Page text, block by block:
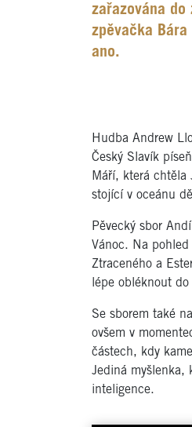
zařazována
zpěvačka
ano.
Hudba Andrew
Český Slavík
Máří, která chtěla
stojící v oceánu
Pěvecký sbor
Vánoc. Na
Ztraceného a
lépe obléknout
Se sborem také
ovšem v
částech, kdy
Jediná myšlenka,
inteligence.